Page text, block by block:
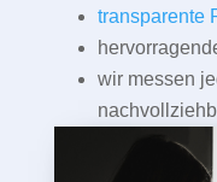
transparente
wir messen